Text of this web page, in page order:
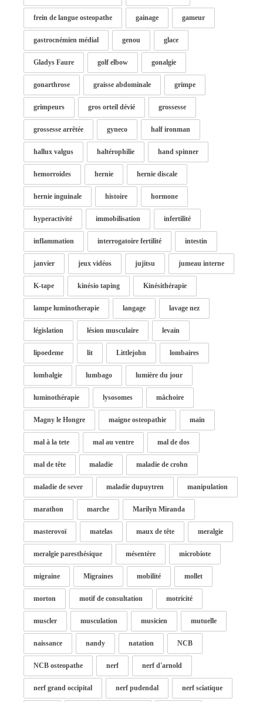
frein de langue osteopathe gainage gameur
gastrocnémien médial genou glace
Gladys Faure golf elbow gonalgie
gonarthrose graisse abdominale grimpe
grimpeurs gros orteil dévié grossesse
grossesse arrêtée gyneco half ironman
hallux valgus haltérophilie hand spinner
hemorroides hernie hernie discale
hernie inguinale histoire hormone
hyperactivité immobilisation infertilité
inflammation interrogatoire fertilité intestin
janvier jeux vidéos jujitsu jumeau interne
K-tape kinésio taping Kinésithérapie
lampe luminotherapie langage lavage nez
législation lésion musculaire levain
lipoedeme lit Littlejohn lombaires
lombalgie lumbago lumière du jour
luminothérapie lysosomes mâchoire
Magny le Hongre maigne osteopathie main
mal à la tete mal au ventre mal de dos
mal de tête maladie maladie de crohn
maladie de sever maladie dupuytren manipulation
marathon marche Marilyn Miranda
masterovoï matelas maux de tête meralgie
meralgie paresthésique mésentère microbiote
migraine Migraines mobilité mollet
morton motif de consultation motricité
muscler musculation musicien mutuelle
naissance nandy natation NCB
NCB osteopathe nerf nerf d'arnold
nerf grand occipital nerf pudendal nerf sciatique